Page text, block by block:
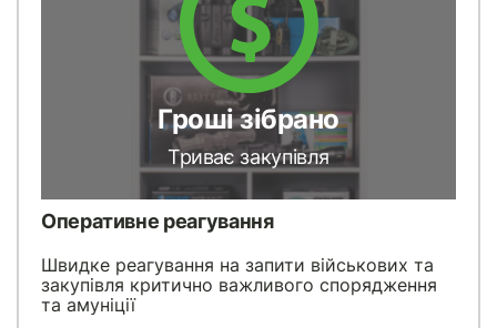
Гроші зібрано
Триває закупівля
Оперативне реагування
Швидке реагування на запити військових та
закупівля критично важливого спорядження
та амуніції